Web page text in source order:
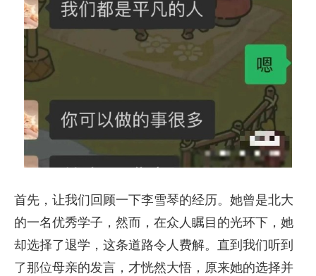
首先，让我们回顾一下李雪琴的经历。她曾是北大
的一名优秀学子，然而，在众人瞩目的光环下，她
却选择了退学，这条道路令人费解。直到我们听到
了那位母亲的发言，才恍然大悟，原来她的选择并